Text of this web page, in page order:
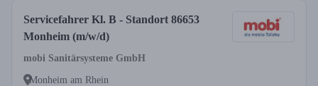
Servicefahrer Kl. B - Standort 86653
Monheim (m/w/d)
mobi Sanitärsysteme GmbH
Monheim am Rhein